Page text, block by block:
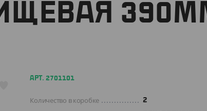
АРТ. 2701101
Количество в коробке 2